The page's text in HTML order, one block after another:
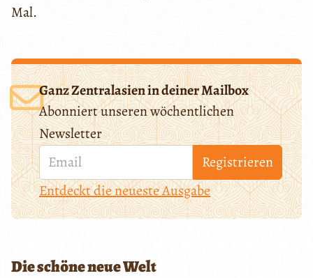
Mal.
Ganz Zentralasien in deiner Mailbox
Abonniert unseren wöchentlichen
Newsletter
Registrieren
Entdeckt die neueste Ausgabe
Die schöne neue Welt